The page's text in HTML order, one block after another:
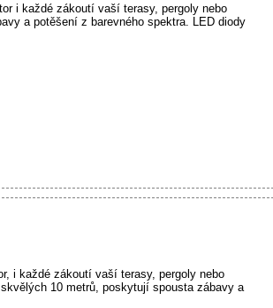
i každé zákoutí vaší terasy, pergoly nebo
a potěšení z barevného spektra. LED diody
i každé zákoutí vaší terasy, pergoly nebo
10 metrů, poskytují spousta zábavy a